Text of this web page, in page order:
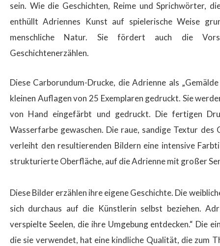
sein. Wie die Geschichten, Reime und Sprichwörter,
enthüllt Adriennes Kunst auf spielerische Weise
menschliche Natur. Sie fördert auch die
Geschichtenerzählen.
Diese Carborundum-Drucke, die Adrienne als
kleinen Auflagen von 25 Exemplaren gedruckt. Sie
von Hand eingefärbt und gedruckt. Die fertigen
Wasserfarbe gewaschen. Die raue, sandige Textur
verleiht den resultierenden Bildern eine intensive
strukturierte Oberfläche, auf die Adrienne mit großer
Diese Bilder erzählen ihre eigene Geschichte. Die
sich durchaus auf die Künstlerin selbst beziehen.
verspielte Seelen, die ihre Umgebung entdecken.“ Die
die sie verwendet, hat eine kindliche Qualität, die zum